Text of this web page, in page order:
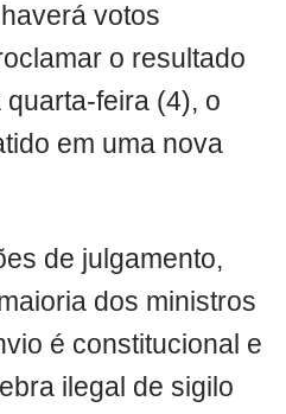
votos
o resultado
feira (4), o
em uma nova
de julgamento,
dos ministros
é constitucional e
ilegal de sigilo